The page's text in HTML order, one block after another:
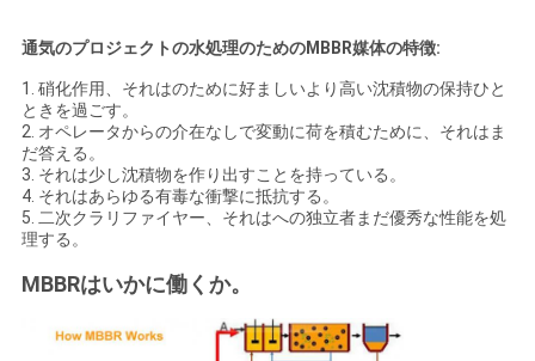
引
金
を
求
め
て
通気のプロジェクトの水処理のためのMBBR媒体の特徴:
1. 硝化作用、それはのために好ましいより高い沈積物の保持ひと
ときを過ごす。
2. オペレータからの介在なしで変動に荷を積むために、それはま
だ答える。
3. それは少し沈積物を作り出すことを持っている。
4. それはあらゆる有毒な衝撃に抵抗する。
5. 二次クラリファイヤー、それはへの独立者まだ優秀な性能を処
理する。
MBBRはいかに働くか。